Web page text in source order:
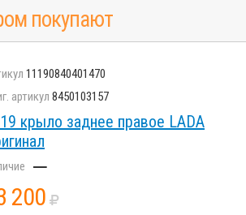
покупают
11190840401470
8450103157
крыло заднее правое LADA
–
200